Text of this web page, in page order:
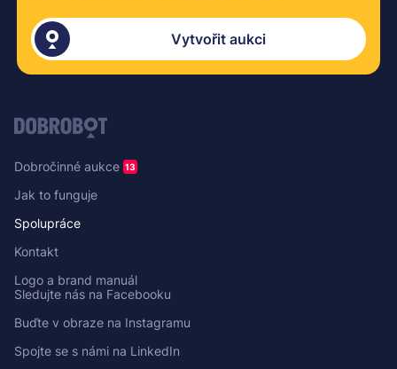
Vytvořit aukci
Dobročinné aukce 13
Jak to funguje
Spolupráce
Kontakt
Logo a brand manuál
Sledujte nás na Facebooku
Buďte v obraze na Instagramu
Spojte se s námi na LinkedIn